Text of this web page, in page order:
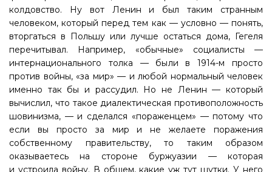
колдовство. Ну вот Ленин и был таким странным
человеком, который перед тем как — условно — понять,
вторгаться в Польшу или лучше остаться дома, Гегеля
перечитывал. Например, «обычные» социалисты —
интернационального толка — были в 1914-м просто
против войны, «за мир» — и любой нормальный человек
именно так бы и рассудил. Но не Ленин — который
вычислил, что такое диалектическая противоположность
шовинизма, — и сделался «пораженцем» — потому что
если вы просто за мир и не желаете поражения
собственному правительству, то таким образом
оказываетесь на стороне буржуазии — которая
и устроила войну. В общем, какие уж тут шутки. У него